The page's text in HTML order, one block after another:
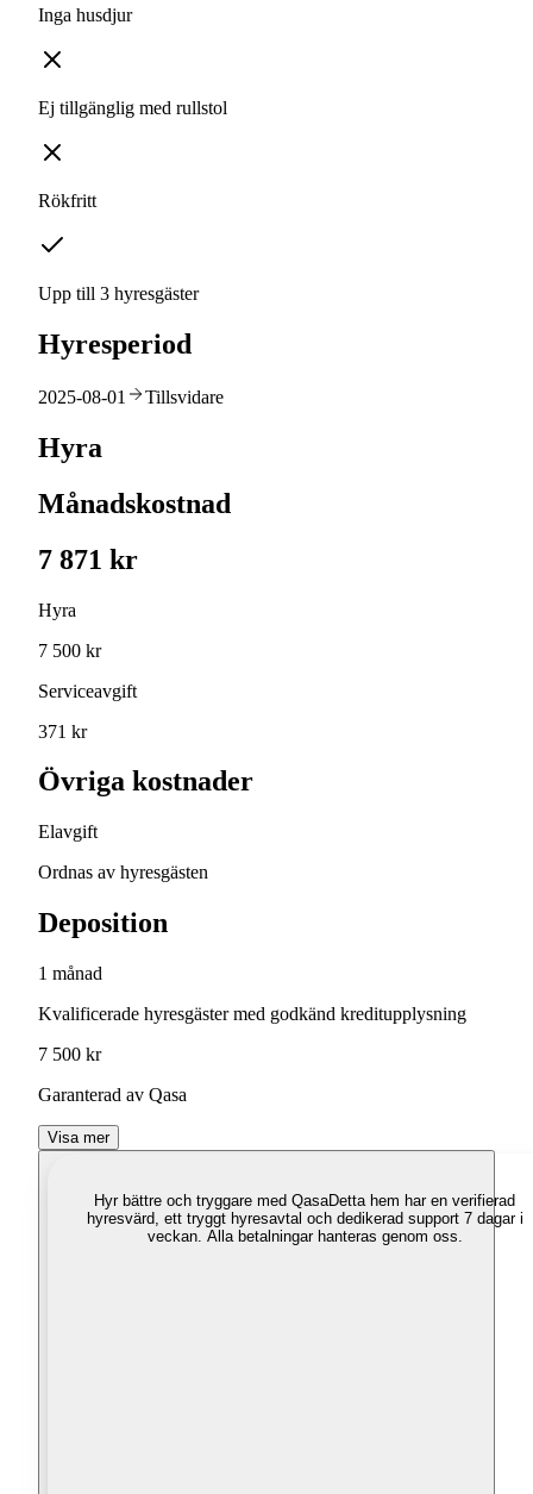
Inga husdjur
Ej tillgänglig med rullstol
Rökfritt
Upp till 3 hyresgäster
Hyresperiod
2025-08-01 Tillsvidare
Hyra
Månadskostnad
7 871 kr
Hyra
7 500 kr
Serviceavgift
371 kr
Övriga kostnader
Elavgift
Ordnas av hyresgästen
Deposition
1 månad
Kvalificerade hyresgäster med godkänd kreditupplysning
7 500 kr
Garanterad av Qasa
Visa mer
Hyr bättre och tryggare med QasaDetta hem har en verifierad
hyresvärd, ett tryggt hyresavtal och dedikerad support 7 dagar i
veckan. Alla betalningar hanteras genom oss.